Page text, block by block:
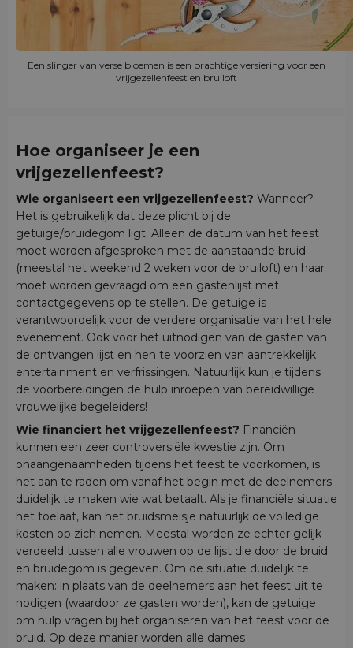
Een slinger van verse bloemen is een prachtige versiering voor een
vrijgezellenfeest en bruiloft
Hoe organiseer je een
vrijgezellenfeest?
Wie organiseert een vrijgezellenfeest? Wanneer?
Het is gebruikelijk dat deze plicht bij de
getuige/bruidegom ligt. Alleen de datum van het feest
moet worden afgesproken met de aanstaande bruid
(meestal het weekend 2 weken voor de bruiloft) en haar
moet worden gevraagd om een gastenlijst met
contactgegevens op te stellen. De getuige is
verantwoordelijk voor de verdere organisatie van het hele
evenement. Ook voor het uitnodigen van de gasten van
de ontvangen lijst en hen te voorzien van aantrekkelijk
entertainment en verfrissingen. Natuurlijk kun je tijdens
de voorbereidingen de hulp inroepen van bereidwillige
vrouwelijke begeleiders!
Wie financiert het vrijgezellenfeest? Financiën
kunnen een zeer controversiële kwestie zijn. Om
onaangenaamheden tijdens het feest te voorkomen, is
het aan te raden om vanaf het begin met de deelnemers
duidelijk te maken wie wat betaalt. Als je financiële situatie
het toelaat, kan het bruidsmeisje natuurlijk de volledige
kosten op zich nemen. Meestal worden ze echter gelijk
verdeeld tussen alle vrouwen op de lijst die door de bruid
en bruidegom is gegeven. Om de situatie duidelijk te
maken: in plaats van de deelnemers aan het feest uit te
nodigen (waardoor ze gasten worden), kan de getuige
om hulp vragen bij het organiseren van het feest voor de
bruid. Op deze manier worden alle dames